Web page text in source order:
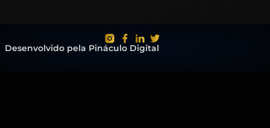
Desenvolvido pela Pináculo Digital